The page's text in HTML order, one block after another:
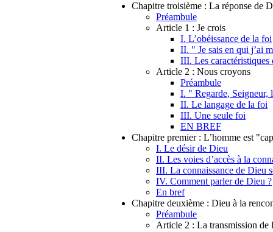
Chapitre troisième : La réponse de
Préambule
Article 1 : Je crois
I. L’obéissance de la foi
II. " Je sais en qui j’ai
III. Les caractéristiques
Article 2 : Nous croyons
Préambule
I. " Regarde, Seigneur,
II. Le langage de la foi
III. Une seule foi
EN BREF
Chapitre premier : L’homme est
I. Le désir de Dieu
II. Les voies d’accès à la
III. La connaissance de Dieu
IV. Comment parler de Dieu ?
En bref
Chapitre deuxième : Dieu à la
Préambule
Article 2 : La transmission de